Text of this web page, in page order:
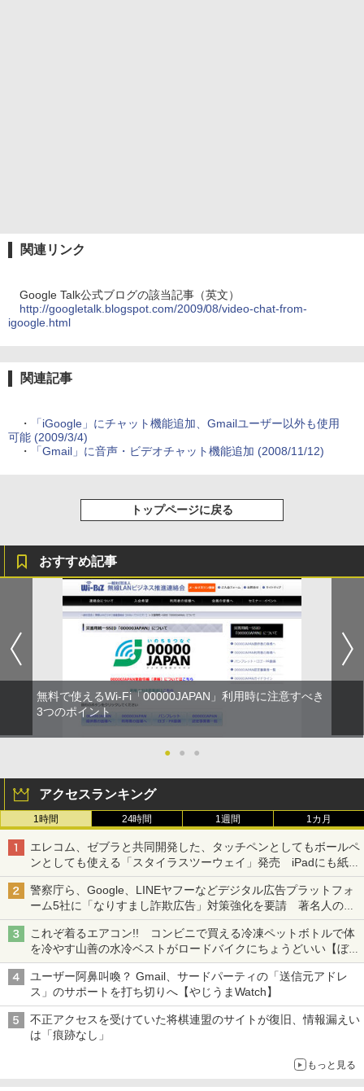
関連リンク
Google Talk公式ブログの該当記事（英文）
http://googletalk.blogspot.com/2009/08/video-chat-from-
igoogle.html
関連記事
・
「iGoogle」にチャット機能追加、Gmailユーザー以外も使用
可能 (2009/3/4)
・
「Gmail」に音声・ビデオチャット機能追加 (2008/11/12)
トップページに戻る
おすすめ記事
無料で使えるWi-Fi「00000JAPAN」利用時に注意すべき
3つのポイント
● ● ●
アクセスランキング
1時間 24時間 1週間 1カ月
エレコム、ゼブラと共同開発した、タッチペンとしてもボールペ
ンとしても使える「スタイラスツーウェイ」発売 iPadにも紙に
も、持ち替えずに書き込める
警察庁ら、Google、LINEヤフーなどデジタル広告プラットフォ
ーム5社に「なりすまし詐欺広告」対策強化を要請 著名人の写
真や映像を使った投資詐欺などへの対策として
これぞ着るエアコン!! コンビニで買える冷凍ペットボトルで体
を冷やす山善の水冷ベストがロードバイクにちょうどいい【ぼっ
ち・ざ・ろーど！その14】【空いた時間でなにしてる？】
ユーザー阿鼻叫喚？ Gmail、サードパーティの「送信元アドレ
ス」のサポートを打ち切りへ【やじうまWatch】
不正アクセスを受けていた将棋連盟のサイトが復旧、情報漏えい
は「痕跡なし」
もっと見る